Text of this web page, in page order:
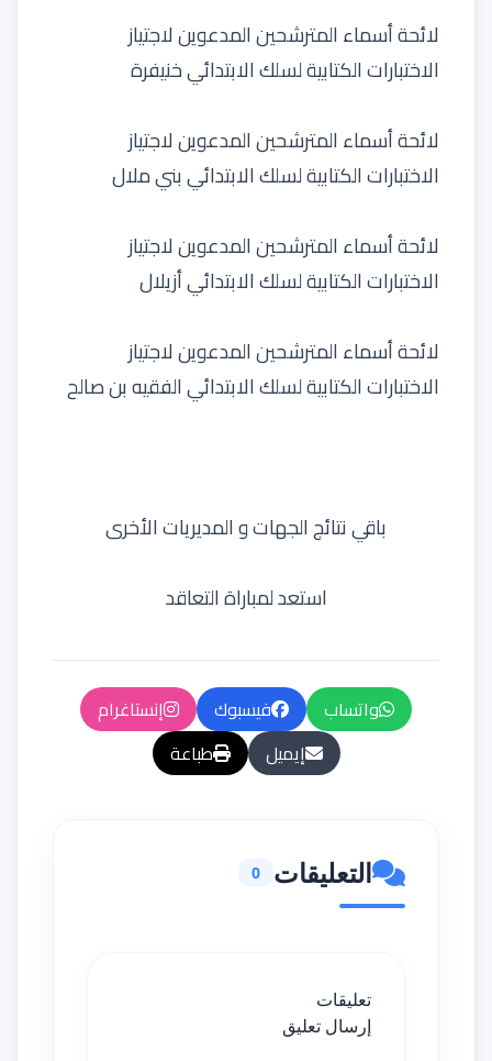
لائحة أسماء المترشحين المدعوين لاجتياز
الاختبارات الكتابية لسلك الابتدائي خنيفرة
لائحة أسماء المترشحين المدعوين لاجتياز
الاختبارات الكتابية لسلك الابتدائي بني ملال
لائحة أسماء المترشحين المدعوين لاجتياز
الاختبارات الكتابية لسلك الابتدائي أزيلال
لائحة أسماء المترشحين المدعوين لاجتياز
الاختبارات الكتابية لسلك الابتدائي الفقيه بن صالح
باقي نتائج الجهات و المديريات الأخرى
استعد لمباراة التعاقد
واتساب فيسبوك
إنستاغرام
إيميل
طباعة
التعليقات 0
تعليقات
إرسال تعليق